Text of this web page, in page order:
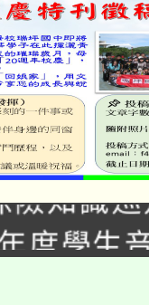
年度第
險知識
度學生